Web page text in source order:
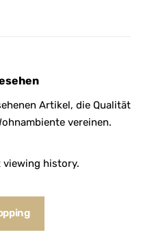
Artikel, die Qualität
vereinen.
viewing history.